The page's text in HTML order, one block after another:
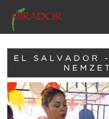
EL SALVADOR